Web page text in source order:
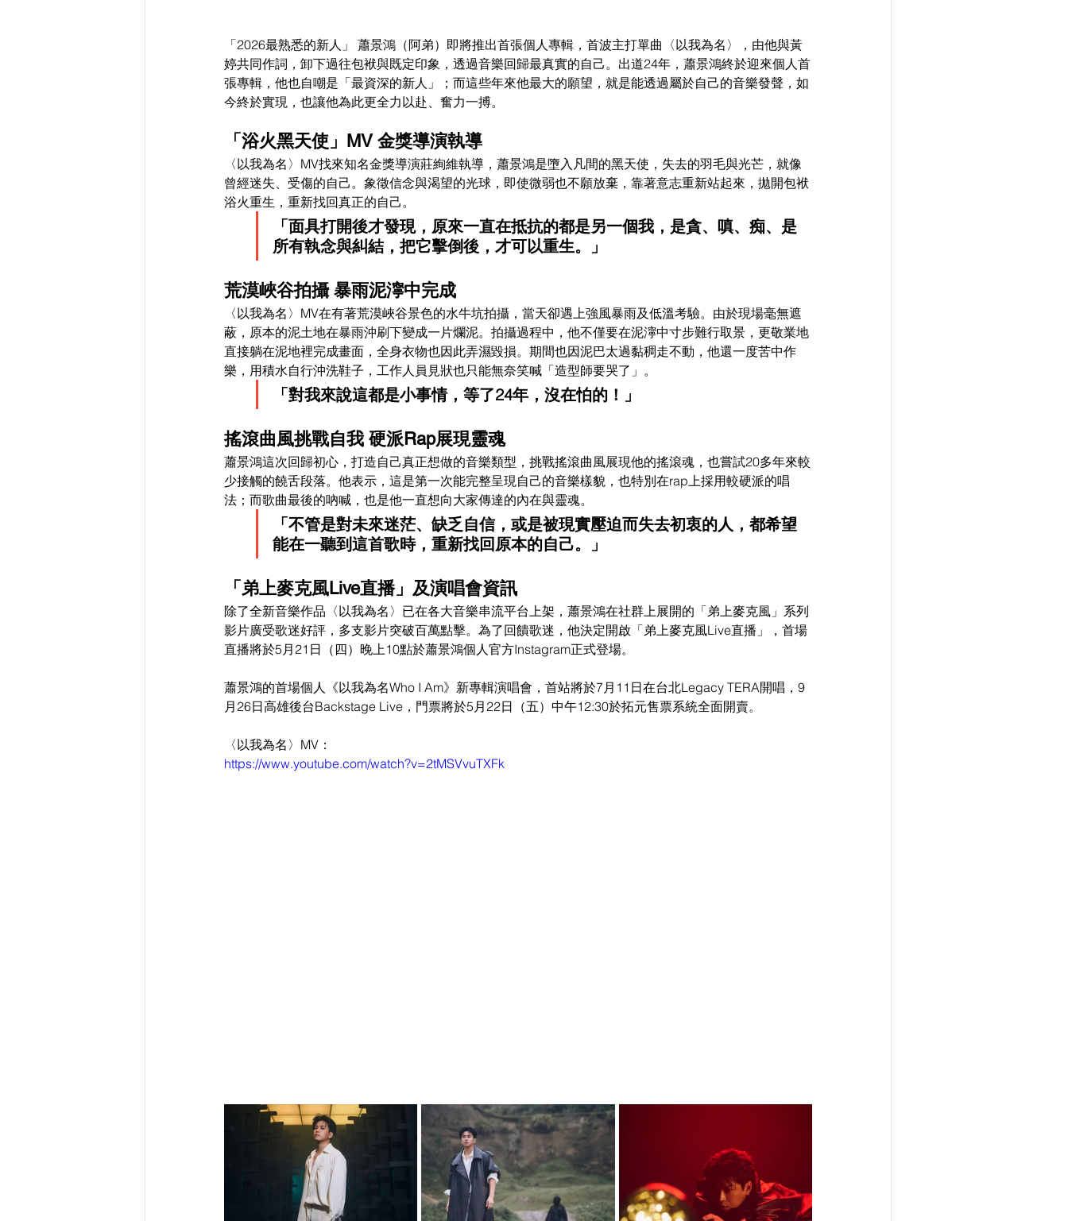
「2026最熟悉的新人」 蕭景鴻（阿弟）即將推出首張個人專輯，首波主打單曲〈以我為名〉，由他與黃
婷共同作詞，卸下過往包袱與既定印象，透過音樂回歸最真實的自己。出道24年，蕭景鴻終於迎來個人首
張專輯，他也自嘲是「最資深的新人」；而這些年來他最大的願望，就是能透過屬於自己的音樂發聲，如
今終於實現，也讓他為此更全力以赴、奮力一搏。
「浴火黑天使」MV 金獎導演執導
〈以我為名〉MV找來知名金獎導演莊絢維執導，蕭景鴻是墮入凡間的黑天使，失去的羽毛與光芒，就像
曾經迷失、受傷的自己。象徵信念與渴望的光球，即使微弱也不願放棄，靠著意志重新站起來，拋開包袱
浴火重生，重新找回真正的自己。
「面具打開後才發現，原來一直在抵抗的都是另一個我，是貪、嗔、痴、是
所有執念與糾結，把它擊倒後，才可以重生。」
荒漠峽谷拍攝 暴雨泥濘中完成
〈以我為名〉MV在有著荒漠峽谷景色的水牛坑拍攝，當天卻遇上強風暴雨及低溫考驗。由於現場毫無遮
蔽，原本的泥土地在暴雨沖刷下變成一片爛泥。拍攝過程中，他不僅要在泥濘中寸步難行取景，更敬業地
直接躺在泥地裡完成畫面，全身衣物也因此弄濕毀損。期間也因泥巴太過黏稠走不動，他還一度苦中作
樂，用積水自行沖洗鞋子，工作人員見狀也只能無奈笑喊「造型師要哭了」。
「對我來說這都是小事情，等了24年，沒在怕的！」
搖滾曲風挑戰自我 硬派Rap展現靈魂
蕭景鴻這次回歸初心，打造自己真正想做的音樂類型，挑戰搖滾曲風展現他的搖滾魂，也嘗試20多年來較
少接觸的饒舌段落。他表示，這是第一次能完整呈現自己的音樂樣貌，也特別在rap上採用較硬派的唱
法；而歌曲最後的吶喊，也是他一直想向大家傳達的內在與靈魂。
「不管是對未來迷茫、缺乏自信，或是被現實壓迫而失去初衷的人，都希望
能在一聽到這首歌時，重新找回原本的自己。」
「弟上麥克風Live直播」及演唱會資訊
除了全新音樂作品〈以我為名〉已在各大音樂串流平台上架，蕭景鴻在社群上展開的「弟上麥克風」系列
影片廣受歌迷好評，多支影片突破百萬點擊。為了回饋歌迷，他決定開啟「弟上麥克風Live直播」，首場
直播將於5月21日（四）晚上10點於蕭景鴻個人官方Instagram正式登場。
蕭景鴻的首場個人《以我為名Who I Am》新專輯演唱會，首站將於7月11日在台北Legacy TERA開唱，9
月26日高雄後台Backstage Live，門票將於5月22日（五）中午12:30於拓元售票系統全面開賣。
〈以我為名〉MV：
https://www.youtube.com/watch?v=2tMSVvuTXFk